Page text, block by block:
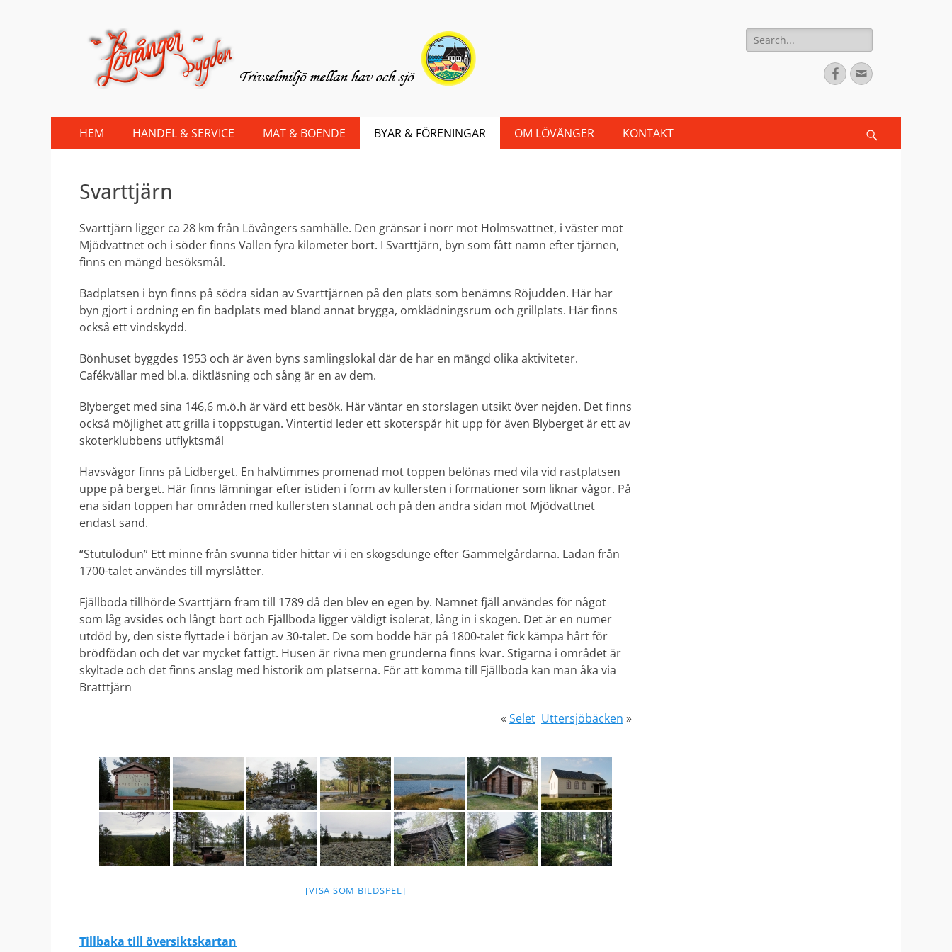
Lovanger.se
Välkommen till Lövånger
Search
for:
Facebook
Email
Primary
Menu
HEM HANDEL & SERVICE MAT & BOENDE BYAR & FÖRENINGAR OM LÖVÅNGER KONTAKT
Svarttjärn
Svarttjärn ligger ca 28 km från Lövångers samhälle. Den gränsar i norr mot Holmsvattnet, i väster mot
Mjödvattnet och i söder finns Vallen fyra kilometer bort. I Svarttjärn, byn som fått namn efter tjärnen,
finns en mängd besöksmål.
Badplatsen i byn finns på södra sidan av Svarttjärnen på den plats som benämns Röjudden. Här har
byn gjort i ordning en fin badplats med bland annat brygga, omklädningsrum och grillplats. Här finns
också ett vindskydd.
Bönhuset byggdes 1953 och är även byns samlingslokal där de har en mängd olika aktiviteter.
Cafékvällar med bl.a. diktläsning och sång är en av dem.
Blyberget med sina 146,6 m.ö.h är värd ett besök. Här väntar en storslagen utsikt över nejden. Det finns
också möjlighet att grilla i toppstugan. Vintertid leder ett skoterspår hit upp för även Blyberget är ett av
skoterklubbens utflyktsmål
Havsvågor finns på Lidberget. En halvtimmes promenad mot toppen belönas med vila vid rastplatsen
uppe på berget. Här finns lämningar efter istiden i form av kullersten i formationer som liknar vågor. På
ena sidan toppen har områden med kullersten stannat och på den andra sidan mot Mjödvattnet
endast sand.
“Stutulödun” Ett minne från svunna tider hittar vi i en skogsdunge efter Gammelgårdarna. Ladan från
1700-talet användes till myrslåtter.
Fjällboda tillhörde Svarttjärn fram till 1789 då den blev en egen by. Namnet fjäll användes för något
som låg avsides och långt bort och Fjällboda ligger väldigt isolerat, lång in i skogen. Det är en numer
utdöd by, den siste flyttade i början av 30-talet. De som bodde här på 1800-talet fick kämpa hårt för
brödfödan och det var mycket fattigt. Husen är rivna men grunderna finns kvar. Stigarna i området är
skyltade och det finns anslag med historik om platserna. För att komma till Fjällboda kan man åka via
Bratttjärn
« Selet Uttersjöbäcken »
[VISA SOM BILDSPEL]
Tillbaka till översiktskartan